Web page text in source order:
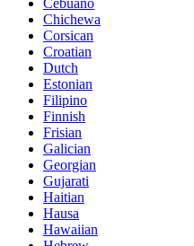
Chichewa
Corsican
Croatian
Dutch
Estonian
Filipino
Finnish
Frisian
Galician
Georgian
Gujarati
Haitian
Hausa
Hawaiian